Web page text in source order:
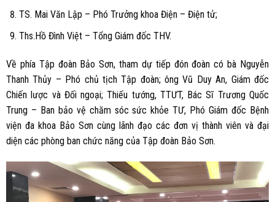
TS. Mai Văn Lập – Phó Trưởng khoa Điện – Điện tử;
Ths.Hồ Đình Việt – Tổng Giám đốc THV.
Về phía Tập đoàn Bảo Sơn, tham dự tiếp đón đoàn có bà Nguyễn
Thanh Thủy – Phó chủ tịch Tập đoàn; ông Vũ Duy An, Giám đốc
Chiến lược và Đối ngoại; Thiếu tướng, TTƯT, Bác Sĩ Trương Quốc
Trung – Ban bảo vệ chăm sóc sức khỏe TƯ, Phó Giám đốc Bệnh
viện đa khoa Bảo Sơn cùng lãnh đạo các đơn vị thành viên và đại
diện các phòng ban chức năng của Tập đoàn Bảo Sơn.